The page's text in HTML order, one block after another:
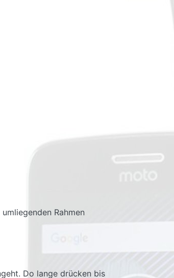
Rahmen
Do lange drücken bis